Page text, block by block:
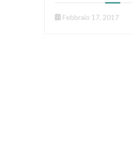
Febbraio 17, 2017